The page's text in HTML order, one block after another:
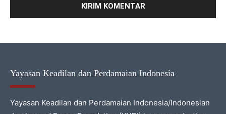
Yayasan Keadilan dan Perdamaian Indonesia
Yayasan Keadilan dan Perdamaian Indonesia/Indonesian